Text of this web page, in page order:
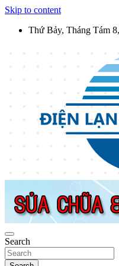
Skip to content
Thứ Bảy, Tháng Tám
Điện Lạnh Quang Tiến
Sửa chữa thiết bị điện lạnh,
Search